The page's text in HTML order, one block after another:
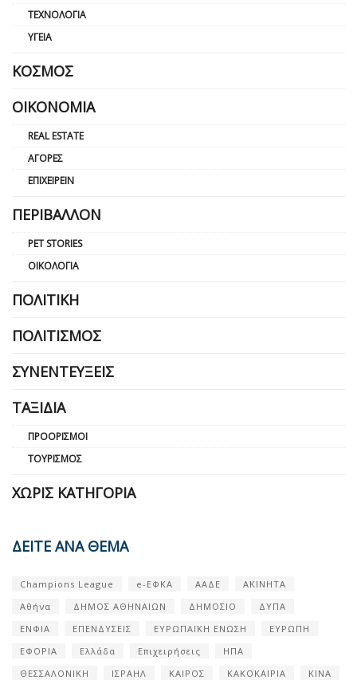
ΤΕΧΝΟΛΟΓΊΑ
ΥΓΕΊΑ
ΚΌΣΜΟΣ
ΟΙΚΟΝΟΜΊΑ
REAL ESTATE
ΑΓΟΡΈΣ
ΕΠΙΧΕΙΡΕΊΝ
ΠΕΡΙΒΆΛΛΟΝ
PET STORIES
ΟΙΚΟΛΟΓΊΑ
ΠΟΛΙΤΙΚΉ
ΠΟΛΙΤΙΣΜΌΣ
ΣΥΝΕΝΤΕΎΞΕΙΣ
ΤΑΞΊΔΙΑ
ΠΡΟΟΡΙΣΜΟΊ
ΤΟΥΡΙΣΜΌΣ
ΧΩΡΊΣ ΚΑΤΗΓΟΡΊΑ
ΔΕΙΤΕ ΑΝΑ ΘΕΜΑ
Champions League e-ΕΦΚΑ ΑΑΔΕ
ΑΚΙΝΗΤΑ
Αθήνα
ΔΗΜΟΣ ΑΘΗΝΑΙΩΝ ΔΗΜΟΣΙΟ
ΔΥΠΑ
ΕΝΦΙΑ
ΕΠΕΝΔΥΣΕΙΣ ΕΥΡΩΠΑΪΚΗ ΕΝΩΣΗ
ΕΥΡΩΠΗ
ΕΦΟΡΙΑ
Ελλάδα Επιχειρήσεις
ΗΠΑ
ΘΕΣΣΑΛΟΝΙΚΗ
ΙΣΡΑΗΛ ΚΑΙΡΟΣ ΚΑΚΟΚΑΙΡΙΑ
ΚΙΝΑ